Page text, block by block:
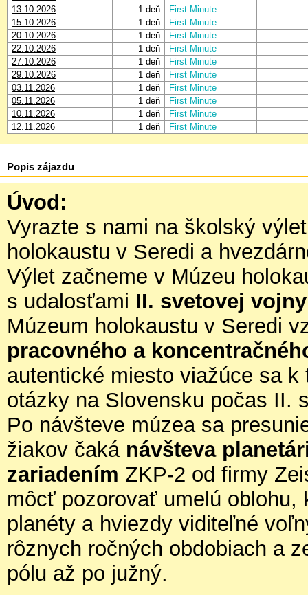
13.10.2026
1 deň
First Minute
15.10.2026
1 deň
First Minute
20.10.2026
1 deň
First Minute
22.10.2026
1 deň
First Minute
27.10.2026
1 deň
First Minute
29.10.2026
1 deň
First Minute
03.11.2026
1 deň
First Minute
05.11.2026
1 deň
First Minute
10.11.2026
1 deň
First Minute
12.11.2026
1 deň First Minute
Popis zájazdu
Úvod:
Vyrazte s nami na školský
holokaustu v Seredi a
Výlet začneme v Múzeu
s udalosťami II. svetovej
Múzeum holokaustu v Seredi
pracovného a
autentické miesto viažúce sa
otázky na Slovensku počas II.
Po návšteve múzea sa
žiakov čaká návšteva
zariadením ZKP-2 od firmy
môcť pozorovať umelú oblohu,
planéty a hviezdy viditeľné
rôznych ročných obdobiach a
pólu až po južný.